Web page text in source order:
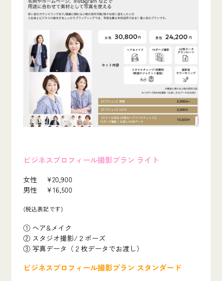
ビジネスプロフィール撮影プラン ライト
女性 ¥20,900
男性 ¥16,500
(税込表記です)
① ヘア&メイク
② スタジオ撮影/２ポーズ
③ 写真データ（２枚データでお渡し）
ビジネスプロフィール撮影プラン スタンダード